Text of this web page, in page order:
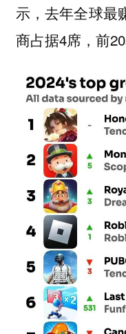
示，去年全球最
商占据4席，前